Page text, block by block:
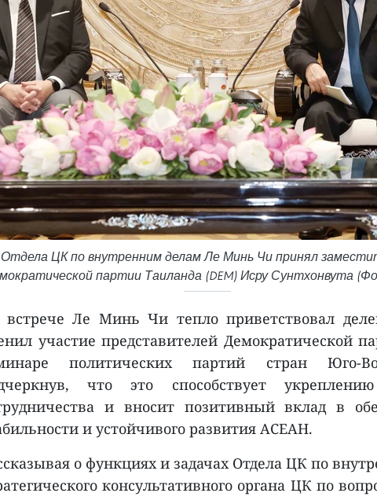
ЦК по внутренним делам Ле Минь Чи принял
партии Таиланда (DEM) Исру Сунтхонвута
Ле Минь Чи тепло приветствовал
участие представителей Демократической
политических партий стран Юго-
что это способствует укреплению
и вносит позитивный вклад в
и устойчивого развития АСЕАН.
о функциях и задачах Отдела ЦК по
консультативного органа ЦК по